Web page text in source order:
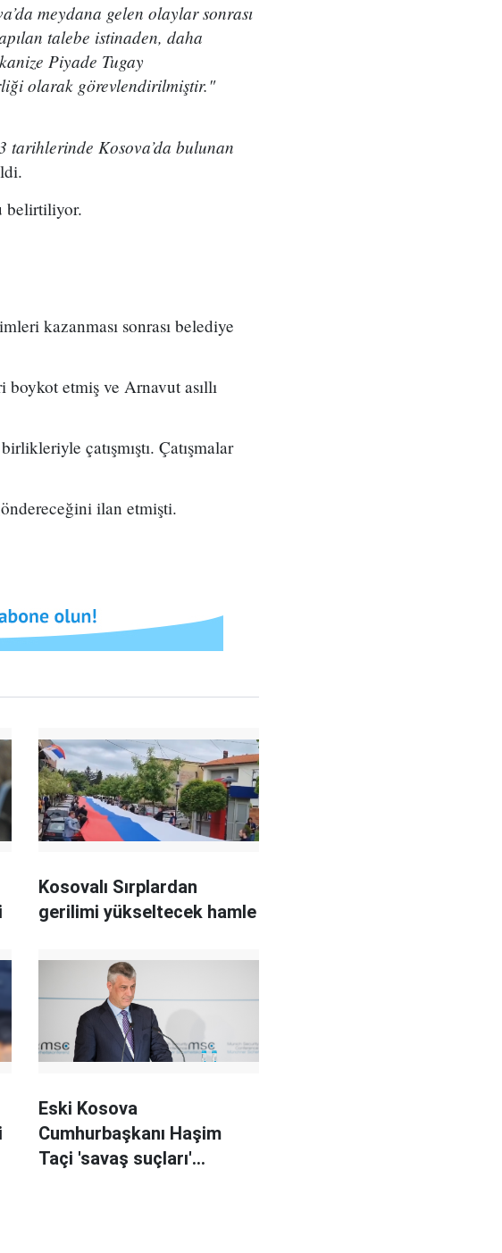
meydana gelen olaylar sonrası
talebe istinaden, daha
Piyade Tugay
olarak görevlendirilmiştir."
Kosova’da bulunan
belirtiliyor.
kazanması sonrası belediye
etmiş ve Arnavut asıllı
çatışmıştı. Çatışmalar
ilan etmişti.
Kosovalı Sırplardan
gerilimi yükseltecek hamle
Eski Kosova
Cumhurbaşkanı Haşim
Taçi 'savaş suçları'